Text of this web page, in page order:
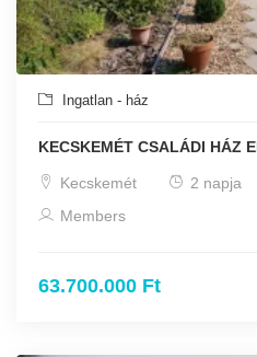
Ingatlan - ház
KECSKEMÉT CSALÁDI HÁZ
Kecskemét
2 napja
Members
63.700.000 Ft